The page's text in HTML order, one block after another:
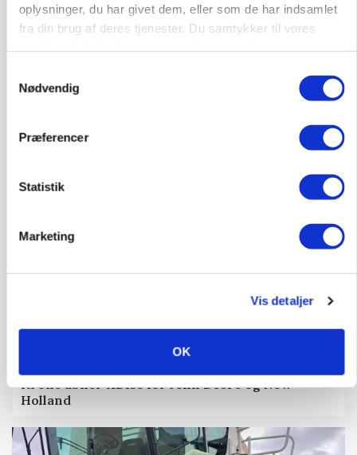
oplysninger, du har givet dem, eller som de har indsamlet
fra din brug af deres tjenester. Du samtykker til vores
Nødvendig
Præferencer
Statistik
Marketing
Vis detaljer
OK
MARKED
Krone åbner XDisc for John Deere og New
Holland